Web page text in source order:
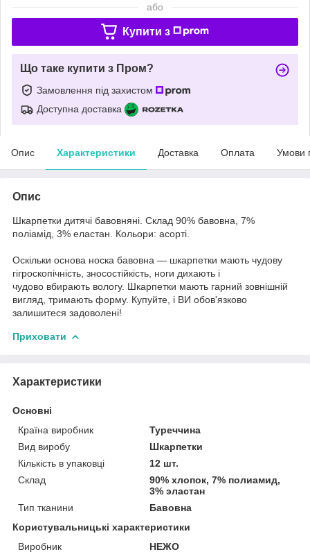
або
Купити з
Що таке купити з Пром?
Замовлення під захистом
Доступна доставка
Опис Характеристики Доставка Оплата Умови
Опис
Шкарпетки дитячі бавовняні. Склад 90% бавовна, 7%
поліамід, 3% еластан. Кольори: асорті.
Оскільки основа носка бавовна — шкарпетки мають чудову
гігроскопічність, зносостійкість, ноги дихають і
чудово вбирають вологу. Шкарпетки мають гарний зовнішній
вигляд, тримають форму. Купуйте, і ВИ обов'язково
залишитеся задоволені!
Приховати
Характеристики
Основні
Країна виробник
Туреччина
Вид виробу
Шкарпетки
Кількість в упаковці
12 шт.
Склад
90% хлопок, 7% полиамид,
3% эластан
Тип тканини
Бавовна
Користувальницькі характеристики
Виробник
НЕЖО